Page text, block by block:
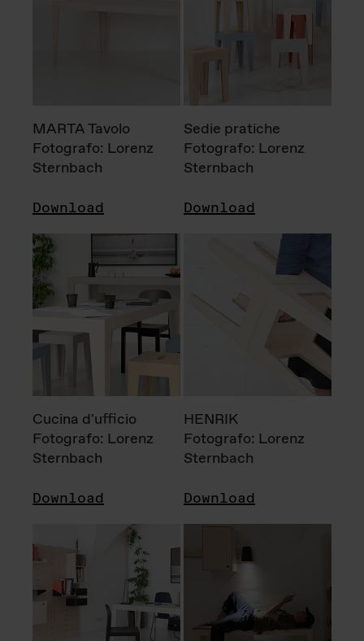
MARTA Tavolo
Fotografo: Lorenz
Sternbach
Download
Sedie pratiche
Fotografo: Lorenz
Sternbach
Download
Cucina d'ufficio
Fotografo: Lorenz
Sternbach
Download
HENRIK
Fotografo: Lorenz
Sternbach
Download